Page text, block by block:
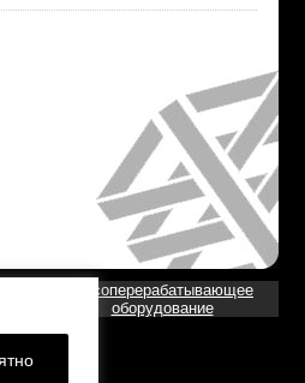
Мясоперерабатывающее
оборудование